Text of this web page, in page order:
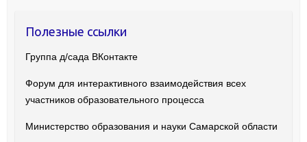
Полезные ссылки
Группа д/сада ВКонтакте
Форум для интерактивного взаимодействия всех
участников образовательного процесса
Министерство образования и науки Самарской области